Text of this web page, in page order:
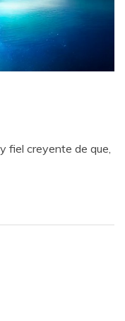
fiel creyente de que,